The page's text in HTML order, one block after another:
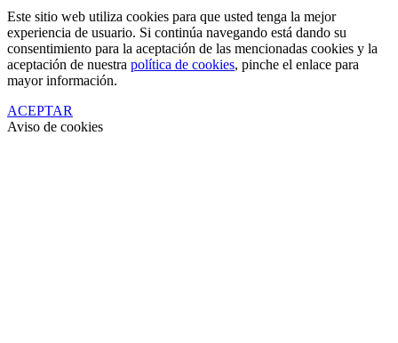
Este sitio web utiliza cookies para que usted tenga la mejor
experiencia de usuario. Si continúa navegando está dando su
consentimiento para la aceptación de las mencionadas cookies y la
aceptación de nuestra política de cookies, pinche el enlace para
mayor información.
ACEPTAR
Aviso de cookies